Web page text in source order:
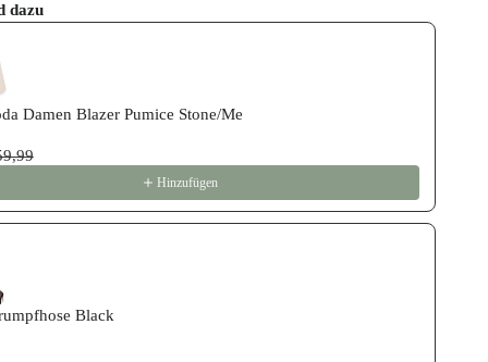
dazu
and Next buttons to navigate through product
Damen Blazer Pumice Stone/Me
Hinzufügen
Black